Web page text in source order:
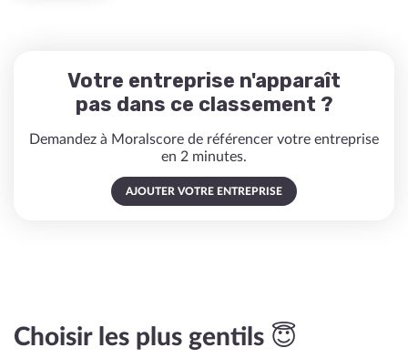
Votre entreprise n'apparaît
pas dans ce classement ?
Demandez à Moralscore de référencer votre entreprise
en 2 minutes.
AJOUTER VOTRE ENTREPRISE
Choisir les plus gentils 😇